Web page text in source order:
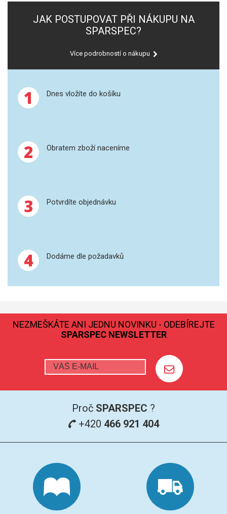
PŘÍPRAVA VZORKŮ
MIKROVLNNÝ ROZKLAD
REAKČNÍ AUTOKLÁVY
LISOVÁNÍ
MS/SPM
AFM SONDY
SNOM
KALIBRACE
JAK POSTUPOVAT PŘI NÁKUPU NA
SPARSPEC?
Více podrobností o nákupu
1 Dnes vložíte do košíku
2 Obratem zboží naceníme
3 Potvrdíte objednávku
4 Dodáme dle požadavků
NEZMEŠKÁTE ANI JEDNU NOVINKU - ODEBÍREJTE
SPARSPEC NEWSLETTER
Proč SPARSPEC ?
+420 466 921 404